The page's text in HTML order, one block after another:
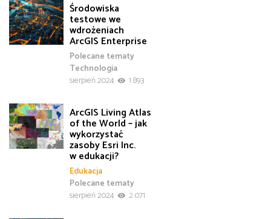
Środowiska
testowe we
wdrożeniach
ArcGIS Enterprise
Polecane tematy
Technologia
sierpień 2024
1 893
ArcGIS Living Atlas
of the World – jak
wykorzystać
zasoby Esri Inc.
w edukacji?
Edukacja
Polecane tematy
sierpień 2024
2 071